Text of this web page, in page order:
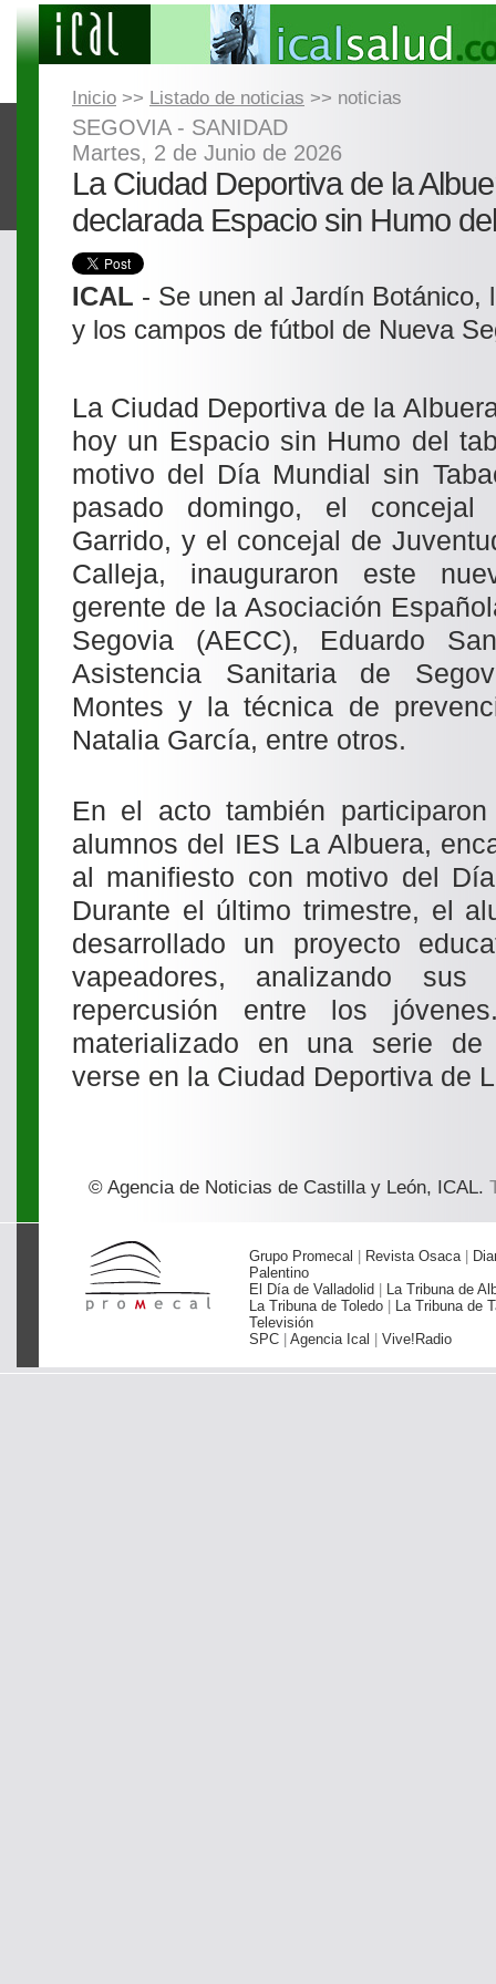
Inicio >> Listado de noticias >> noticias
SEGOVIA - SANIDAD
Martes, 2 de Junio de 2026
La Ciudad Deportiva de la
declarada Espacio sin Humo
ICAL - Se unen al Jardín Botánico,
y los campos de fútbol de Nueva
La Ciudad Deportiva de la
hoy un Espacio sin Humo del
motivo del Día Mundial sin
pasado domingo, el concejal
Garrido, y el concejal de
Calleja, inauguraron este
gerente de la Asociación
Segovia (AECC), Eduardo
Asistencia Sanitaria de
Montes y la técnica de
Natalia García, entre otros.
En el acto también
alumnos del IES La Albuera,
al manifiesto con motivo del
Durante el último trimestre, el
desarrollado un proyecto
vapeadores, analizando
repercusión entre los
materializado en una serie
verse en la Ciudad Deportiva de
© Agencia de Noticias de Castilla y León, ICAL.
Grupo Promecal Revista Osaca
Palentino
El Día de Valladolid
La Tribuna de
La Tribuna de Toledo
La Tribuna de
Televisión
SPC
Agencia Ical Vive!Radio